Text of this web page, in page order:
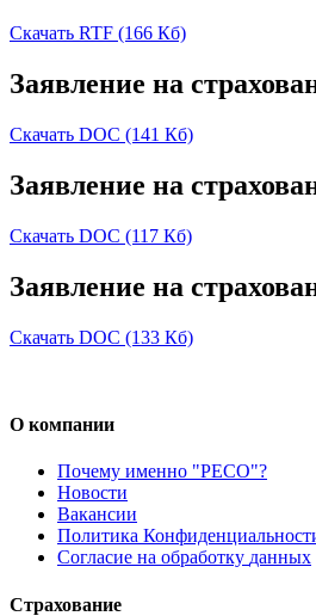
Скачать RTF (166 Кб)
Заявление на
Скачать DOC (141 Кб)
Заявление на
Скачать DOC (117 Кб)
Заявление на
Скачать DOC (133 Кб)
О компании
Почему именно "РЕСО"?
Новости
Вакансии
Политика
Согласие на обработку данных
Страхование